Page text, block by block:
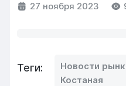
27 ноября 2023
Теги:
Новости
Костаная